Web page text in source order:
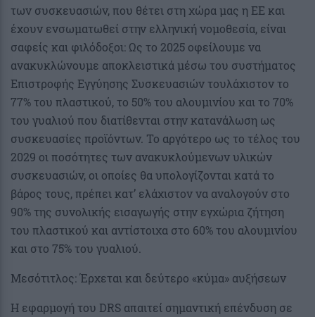
των συσκευασιών, που θέτει στη χώρα µας η ΕΕ και
έχουν ενσωµατωθεί στην ελληνική νοµοθεσία, είναι
σαφείς και φιλόδοξοι: Ως το 2025 οφείλουµε να
ανακυκλώνουµε αποκλειστικά µέσω του συστήµατος
Επιστροφής Εγγύησης Συσκευασιών τουλάχιστον το
77% του πλαστικού, το 50% του αλουµινίου και το 70%
του γυαλιού που διατίθενται στην κατανάλωση ως
συσκευασίες προϊόντων. Το αργότερο ως το τέλος του
2029 οι ποσότητες των ανακυκλούµενων υλικών
συσκευασιών, οι οποίες θα υπολογίζονται κατά το
βάρος τους, πρέπει κατ’ ελάχιστον να αναλογούν στο
90% της συνολικής εισαγωγής στην εγχώρια ζήτηση
του πλαστικού και αντίστοιχα στο 60% του αλουµινίου
και στο 75% του γυαλιού.
Μεσότιτλος: Έρχεται και δεύτερο «κύμα» αυξήσεων
Η εφαρμογή του DRS απαιτεί σημαντική επένδυση σε